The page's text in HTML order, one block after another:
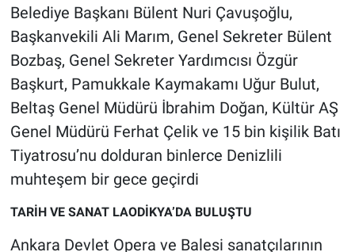
Belediye Başkanı Bülent Nuri Çavuşoğlu,
Başkanvekili Ali Marım, Genel Sekreter Bülent
Bozbaş, Genel Sekreter Yardımcısı Özgür
Başkurt, Pamukkale Kaymakamı Uğur Bulut,
Beltaş Genel Müdürü İbrahim Doğan, Kültür AŞ
Genel Müdürü Ferhat Çelik ve 15 bin kişilik Batı
Tiyatrosu’nu dolduran binlerce Denizlili
muhteşem bir gece geçirdi
TARİH VE SANAT LAODİKYA’DA BULUŞTU
Ankara Devlet Opera ve Balesi sanatçılarının
İlan
Kimdir
Koronavirüs
Ne demişti